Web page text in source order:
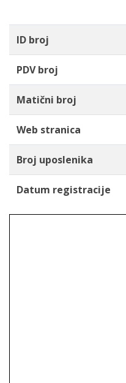
ID broj
PDV broj
Matični broj
Web stranica
Broj uposlenika
Datum registracije